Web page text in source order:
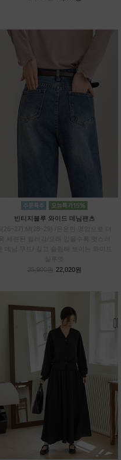
빈티지블루 와이드 데님팬츠
S(26~27),M(28~29) /은은한 명암으로 더
욱 세련된 컬러감/오래 입을수록 멋스러
실루엣
25,900원 22,020원